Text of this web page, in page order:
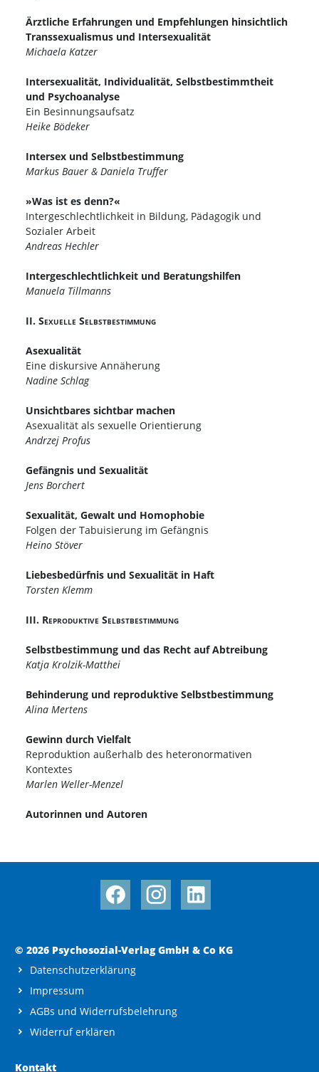
Ärztliche Erfahrungen und Empfehlungen hinsichtlich
Transsexualismus und Intersexualität
Michaela Katzer
Intersexualität, Individualität, Selbstbestimmtheit
und Psychoanalyse
Ein Besinnungsaufsatz
Heike Bödeker
Intersex und Selbstbestimmung
Markus Bauer & Daniela Truffer
»Was ist es denn?«
Intergeschlechtlichkeit in Bildung, Pädagogik und
Sozialer Arbeit
Andreas Hechler
Intergeschlechtlichkeit und Beratungshilfen
Manuela Tillmanns
II. Sexuelle Selbstbestimmung
Asexualität
Eine diskursive Annäherung
Nadine Schlag
Unsichtbares sichtbar machen
Asexualität als sexuelle Orientierung
Andrzej Profus
Gefängnis und Sexualität
Jens Borchert
Sexualität, Gewalt und Homophobie
Folgen der Tabuisierung im Gefängnis
Heino Stöver
Liebesbedürfnis und Sexualität in Haft
Torsten Klemm
III. Reproduktive Selbstbestimmung
Selbstbestimmung und das Recht auf Abtreibung
Katja Krolzik-Matthei
Behinderung und reproduktive Selbstbestimmung
Alina Mertens
Gewinn durch Vielfalt
Reproduktion außerhalb des heteronormativen
Kontextes
Marlen Weller-Menzel
Autorinnen und Autoren
© 2026 Psychosozial-Verlag GmbH & Co KG
Datenschutzerklärung
Impressum
AGBs und Widerrufsbelehrung
Widerruf erklären
Kontakt